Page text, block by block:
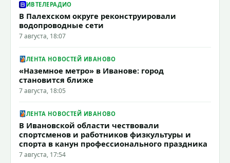
ИВТЕЛЕРАДИО
В Палехском округе реконструировали
водопроводные сети
7 августа, 18:07
ЛЕНТА НОВОСТЕЙ ИВАНОВО
«Наземное метро» в Иванове: город
становится ближе
7 августа, 18:05
ЛЕНТА НОВОСТЕЙ ИВАНОВО
В Ивановской области чествовали
спортсменов и работников физкультуры и
спорта в канун профессионального праздника
7 августа, 17:54